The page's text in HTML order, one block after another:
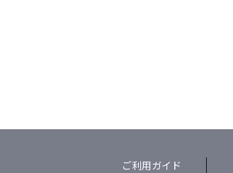
ご利用ガイド